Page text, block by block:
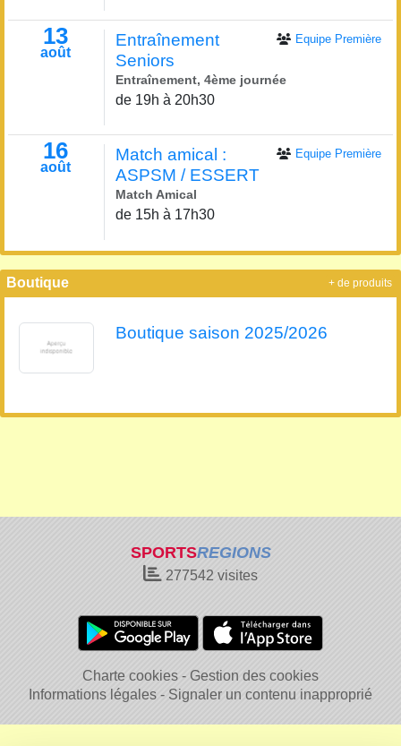
13
août
Equipe Première
Entraînement
Seniors
Entraînement, 4ème journée
de 19h à 20h30
16
août
Equipe Première
Match amical :
ASPSM / ESSERT
Match Amical
de 15h à 17h30
Boutique
Boutique saison 2025/2026
+ de produits
SPORTSREGIONS
277542 visites
Charte cookies
Gestion des cookies
Informations légales
Signaler un contenu inapproprié